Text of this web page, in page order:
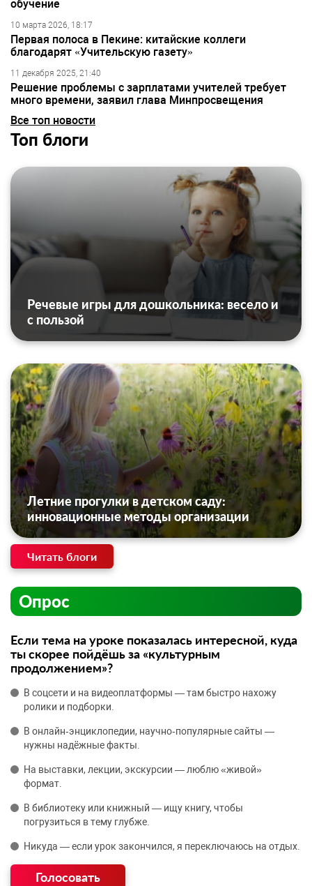
обучение
10 марта 2026, 18:17
Первая полоса в Пекине: китайские коллеги
благодарят «Учительскую газету»
11 декабря 2025, 21:40
Решение проблемы с зарплатами учителей требует
много времени, заявил глава Минпросвещения
Все топ новости
Топ блоги
Речевые игры для дошкольника: весело и
с пользой
Летние прогулки в детском саду:
инновационные методы организации
Читать блоги
Опрос
Если тема на уроке показалась интересной, куда
ты скорее пойдёшь за «культурным
продолжением»?
В соцсети и на видеоплатформы — там быстро нахожу
ролики и подборки.
В онлайн‑энциклопедии, научно‑популярные сайты —
нужны надёжные факты.
На выставки, лекции, экскурсии — люблю «живой»
формат.
В библиотеку или книжный — ищу книгу, чтобы
погрузиться в тему глубже.
Никуда — если урок закончился, я переключаюсь на отдых.